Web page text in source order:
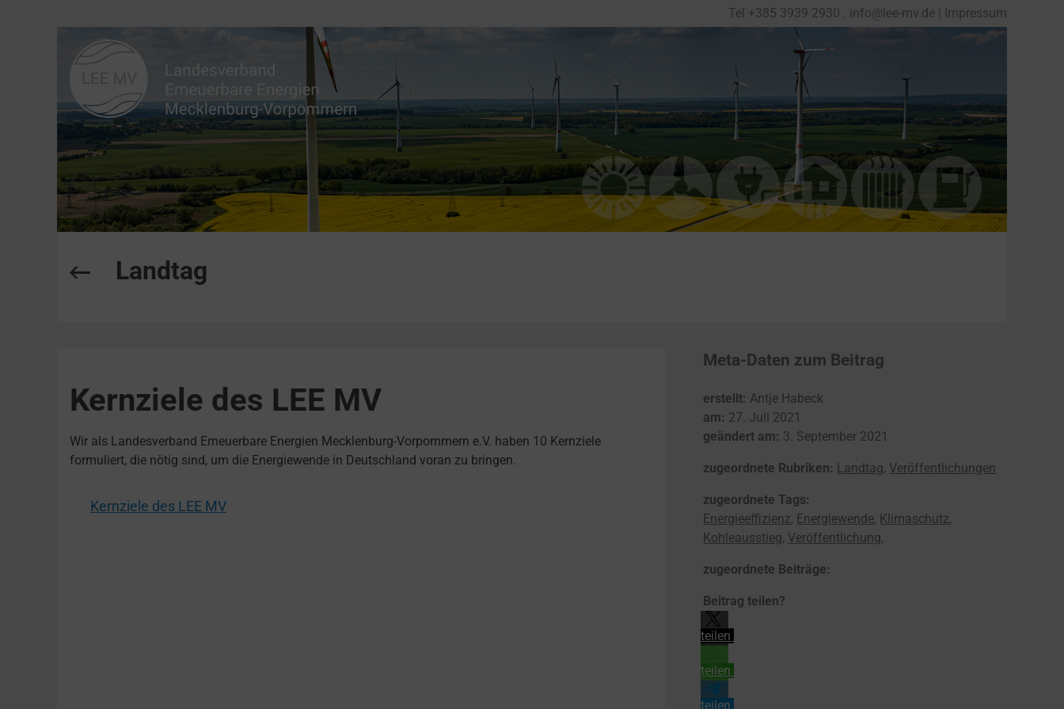
Tel +385 3939 2930 info@lee-mv.de Impressum
Landtag
Kernziele des LEE MV
Wir als Landesverband Erneuerbare Energien Mecklenburg-Vorpommern e.V. haben 10 Kernziele
formuliert, die nötig sind, um die Energiewende in Deutschland voran zu bringen.
Kernziele des LEE MV
Meta-Daten zum Beitrag
erstellt: Antje Habeck
am: 27. Juli 2021
geändert am: 3. September 2021
zugeordnete Rubriken: Landtag, Veröffentlichungen
zugeordnete Tags:
Energieeffizienz, Energiewende, Klimaschutz,
Kohleausstieg, Veröffentlichung,
zugeordnete Beiträge:
Beitrag teilen?
teilen
teilen
teilen